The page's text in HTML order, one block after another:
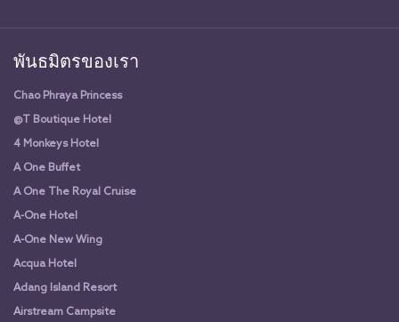
พันธมิตรของเรา
Chao Phraya Princess
@T Boutique Hotel
4 Monkeys Hotel
A One Buffet
A One The Royal Cruise
A-One Hotel
A-One New Wing
Acqua Hotel
Adang Island Resort
Airstream Campsite